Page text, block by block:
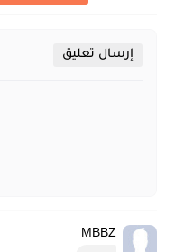
إرسال تعليق
MBBZ